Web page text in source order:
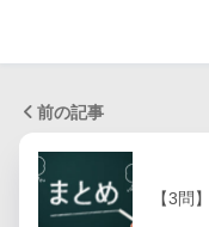
前の記事
【3問